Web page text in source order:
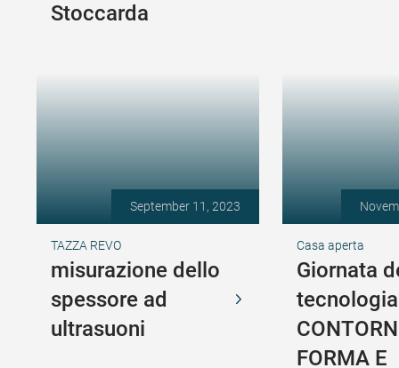
Stoccarda
September 11, 2023
TAZZA REVO
misurazione dello
spessore ad
ultrasuoni
Casa aperta
Giornata
FORMA E